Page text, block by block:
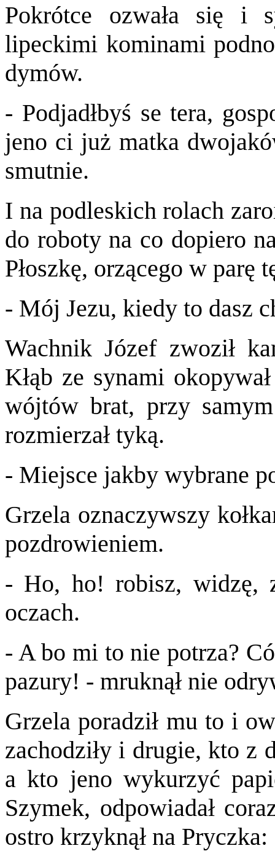
Pokrótce ozwała się i
lipeckimi kominami
dymów.
- Podjadłbyś se tera,
jeno ci już matka
smutnie.
I na podleskich rolach
do roboty na co dopiero
Płoszkę, orzącego w parę
- Mój Jezu, kiedy to dasz
Wachnik Józef zwoził
Kłąb ze synami
wójtów brat, przy
rozmierzał tyką.
- Miejsce jakby wybrane
Grzela oznaczywszy
pozdrowieniem.
- Ho, ho! robisz, widzę,
oczach.
- A bo mi to nie potrza?
pazury! - mruknął nie
Grzela poradził mu to i
zachodziły i drugie, kto z
a kto jeno wykurzyć
Szymek, odpowiadał
ostro krzyknął na Pryczka: